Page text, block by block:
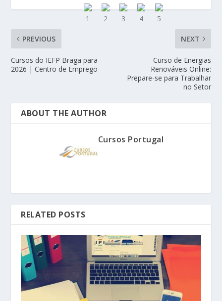
PREVIOUS
Cursos do IEFP Braga para
2026 | Centro de Emprego
NEXT
Curso de Energias
Renováveis Online:
Prepare-se para Trabalhar
no Setor
ABOUT THE AUTHOR
Cursos Portugal
RELATED POSTS